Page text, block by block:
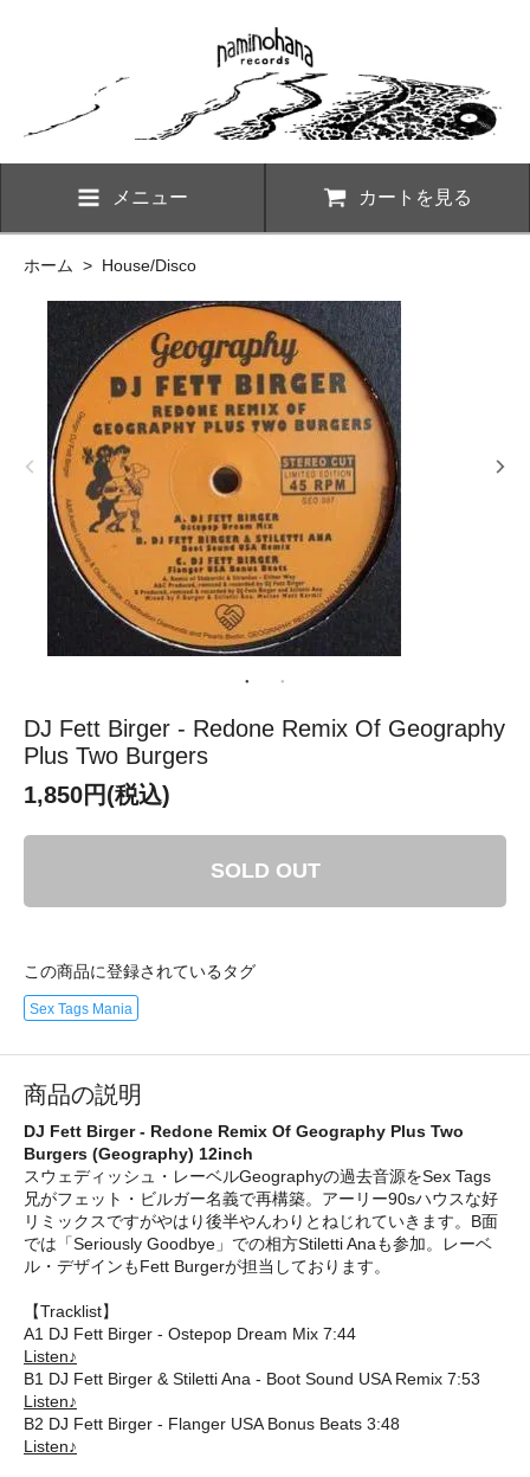
メニュー カートを見る
ホーム > House/Disco
DJ Fett Birger - Redone Remix Of Geography
Plus Two Burgers
1,850円(税込)
SOLD OUT
この商品に登録されているタグ
Sex Tags Mania
商品の説明
DJ Fett Birger - Redone Remix Of Geography Plus Two
Burgers (Geography) 12inch
スウェディッシュ・レーベルGeographyの過去音源をSex Tags
兄がフェット・ビルガー名義で再構築。アーリー90sハウスな好
リミックスですがやはり後半やんわりとねじれていきます。B面
では「Seriously Goodbye」での相方Stiletti Anaも参加。レーベ
ル・デザインもFett Burgerが担当しております。
【Tracklist】
A1 DJ Fett Birger - Ostepop Dream Mix 7:44
Listen♪
B1 DJ Fett Birger & Stiletti Ana - Boot Sound USA Remix 7:53
Listen♪
B2 DJ Fett Birger - Flanger USA Bonus Beats 3:48
Listen♪